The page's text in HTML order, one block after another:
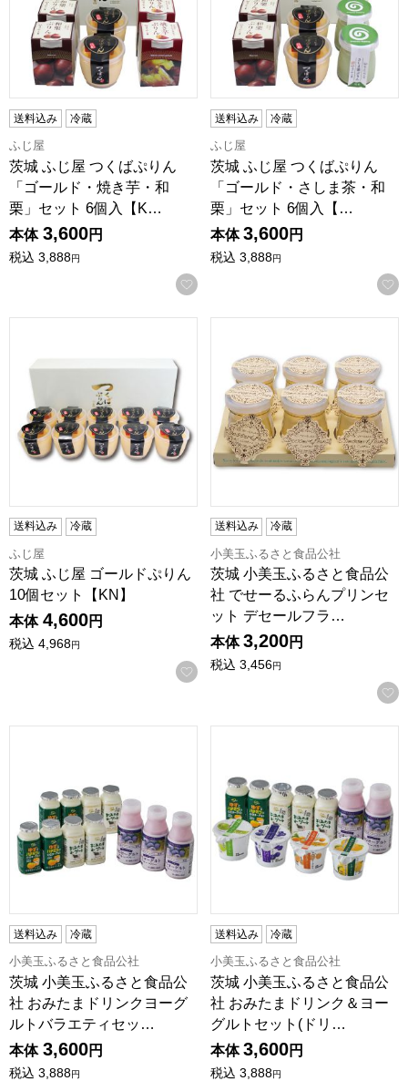
送料込み 冷蔵
ふじ屋
茨城 ふじ屋 つくばぷりん
「ゴールド・焼き芋・和
栗」セット 6個入【K…
本体 3,600円
税込 3,888円
お気に入りに登録する
送料込み 冷蔵
ふじ屋
茨城 ふじ屋 つくばぷりん
「ゴールド・さしま茶・和
栗」セット 6個入【…
本体 3,600円
税込 3,888円
送料込み 冷蔵
ふじ屋
茨城 ふじ屋 ゴールドぷりん
10個セット【KN】
本体 4,600円
税込 4,968円
お気に入りに登録する
送料込み 冷蔵
小美玉ふるさと食品公社
茨城 小美玉ふるさと食品公
社 でせーるふらんプリンセ
ット デセールフラ…
本体 3,200円
税込 3,456円
送料込み 冷蔵
小美玉ふるさと食品公社
茨城 小美玉ふるさと食品公
社 おみたまドリンクヨーグ
ルトバラエティセッ…
本体 3,600円
税込 3,888円
送料込み 冷蔵
小美玉ふるさと食品公社
茨城 小美玉ふるさと食品公
社 おみたまドリンク＆ヨー
グルトセット(ドリ…
本体 3,600円
税込 3,888円